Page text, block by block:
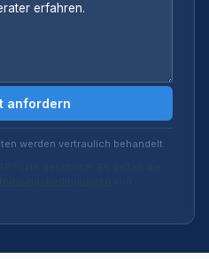
anfordern
werden vertraulich behandelt.